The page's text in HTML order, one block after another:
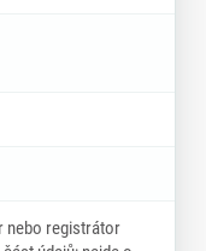
nebo registrátor